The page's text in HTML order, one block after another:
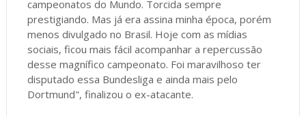
campeonatos do Mundo. Torcida sempre
prestigiando. Mas já era assina minha época, porém
menos divulgado no Brasil. Hoje com as mídias
sociais, ficou mais fácil acompanhar a repercussão
desse magnífico campeonato. Foi maravilhoso ter
disputado essa Bundesliga e ainda mais pelo
Dortmund", finalizou o ex-atacante.